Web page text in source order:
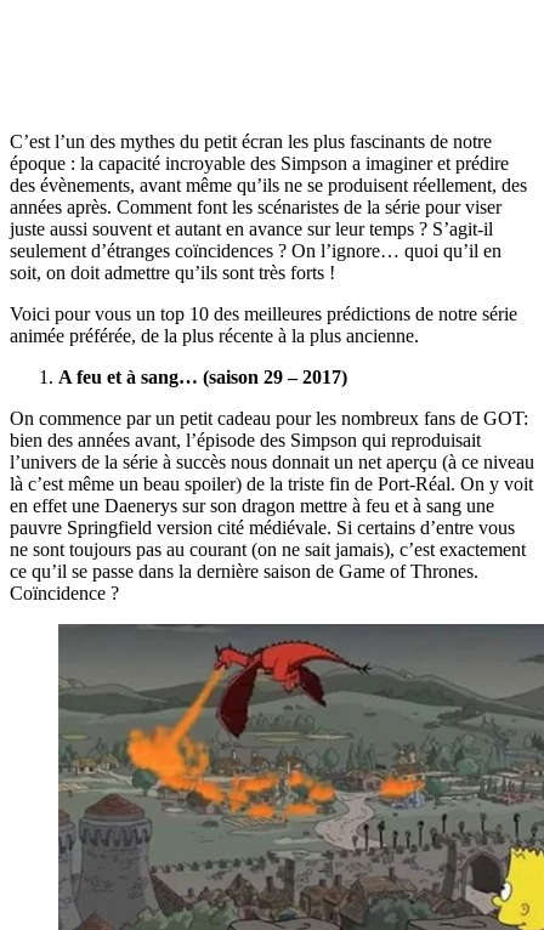
C’est l’un des mythes du petit écran les plus fascinants de notre
époque : la capacité incroyable des Simpson a imaginer et prédire
des évènements, avant même qu’ils ne se produisent réellement, des
années après. Comment font les scénaristes de la série pour viser
juste aussi souvent et autant en avance sur leur temps ? S’agit-il
seulement d’étranges coïncidences ? On l’ignore… quoi qu’il en
soit, on doit admettre qu’ils sont très forts !
Voici pour vous un top 10 des meilleures prédictions de notre série
animée préférée, de la plus récente à la plus ancienne.
A feu et à sang… (saison 29 – 2017)
On commence par un petit cadeau pour les nombreux fans de GOT:
bien des années avant, l’épisode des Simpson qui reproduisait
l’univers de la série à succès nous donnait un net aperçu (à ce niveau
là c’est même un beau spoiler) de la triste fin de Port-Réal. On y voit
en effet une Daenerys sur son dragon mettre à feu et à sang une
pauvre Springfield version cité médiévale. Si certains d’entre vous
ne sont toujours pas au courant (on ne sait jamais), c’est exactement
ce qu’il se passe dans la dernière saison de Game of Thrones.
Coïncidence ?